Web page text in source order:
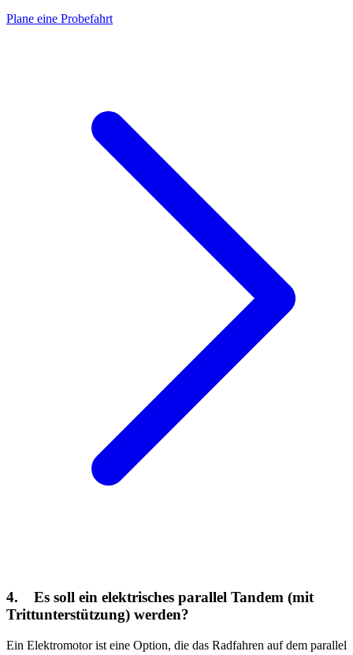
Plane eine Probefahrt
4. Es soll ein elektrisches parallel Tandem (mit
Trittunterstützung) werden?
Ein Elektromotor ist eine Option, die das Radfahren auf dem parallel